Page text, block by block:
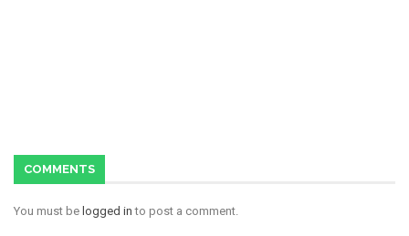
COMMENTS
You must be logged in to post a comment.